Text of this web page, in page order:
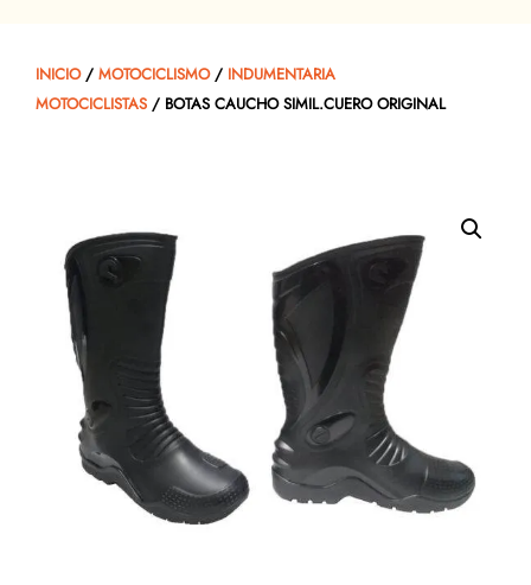
INICIO/ MOTOCICLISMO/ INDUMENTARIA
MOTOCICLISTAS / BOTAS CAUCHO SIMIL.CUERO ORIGINAL